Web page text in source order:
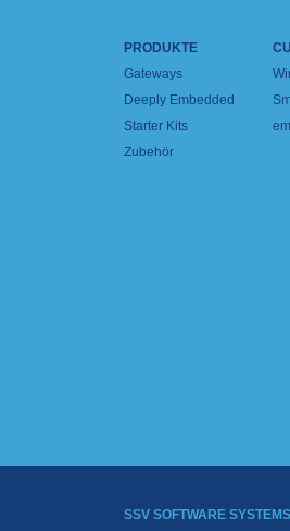
PRODUKTE
Gateways
Deeply Embedded
Starter Kits
Zubehör
SSV SOFTWARE SYSTEMS